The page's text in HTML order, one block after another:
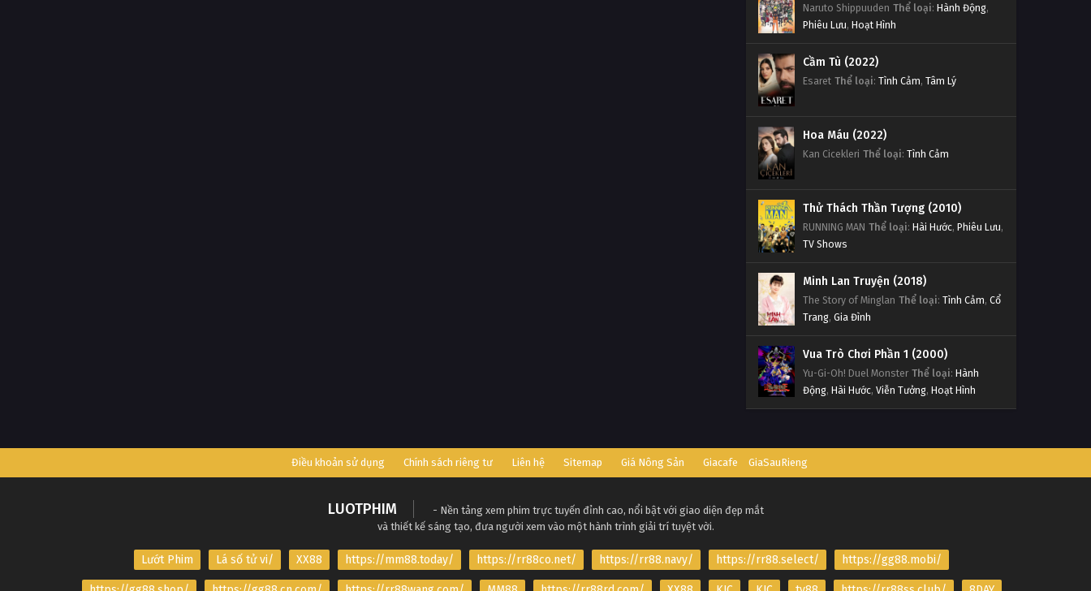
Naruto Shippuuden Thể loại: Hành Động,
Phiêu Lưu, Hoạt Hình
Cầm Tù (2022)
Esaret Thể loại: Tình Cảm, Tâm Lý
Hoa Máu (2022)
Kan Cicekleri Thể loại: Tình Cảm
Thử Thách Thần Tượng (2010)
RUNNING MAN Thể loại: Hài Hước, Phiêu Lưu,
TV Shows
Minh Lan Truyện (2018)
The Story of Minglan Thể loại: Tình Cảm, Cổ
Trang, Gia Đình
Vua Trò Chơi Phần 1 (2000)
Yu-Gi-Oh! Duel Monster Thể loại: Hành
Động, Hài Hước, Viễn Tưởng, Hoạt Hình
Điều khoản sử dụng Chính sách riêng tư Liên hệ Sitemap Giá Nông Sản Giacafe GiaSauRieng
LUOTPHIM
- Nền tảng xem phim trực tuyến đỉnh cao, nổi bật với giao diện đẹp mắt
và thiết kế sáng tạo, đưa người xem vào một hành trình giải trí tuyệt vời.
Lướt Phim Lá số tử vi/ XX88 https://mm88.today/ https://rr88co.net/ https://rr88.navy/ https://rr88.select/ https://gg88.mobi/